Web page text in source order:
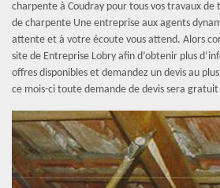
charpente à Coudray pour tous vos travaux
de charpente Une entreprise aux agents
attente et à votre écoute vous attend. Alors
site de Entreprise Lobry afin d’obtenir plus
offres disponibles et demandez un devis au
ce mois-ci toute demande de devis sera